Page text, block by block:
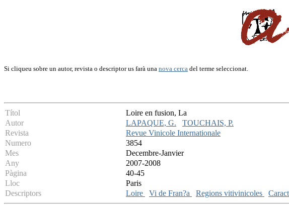
Si cliqueu sobre un autor, revista o descriptor us farà una nova cerca del terme seleccionat.
Títol
Loire en fusion, La
Autor
LAPAQUE, G.
TOUCHAIS, P.
Revista
Revue Vinicole Internationale
Numero
3854
Mes
Decembre-Janvier
Any
2007-2008
Pàgina
40-45
Lloc
Paris
Descriptors
Loire Vi de Fran?a Regions vitivinicoles